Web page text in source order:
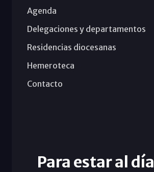
Agenda
Delegaciones y departamentos
Residencias diocesanas
Hemeroteca
Contacto
Para estar al día